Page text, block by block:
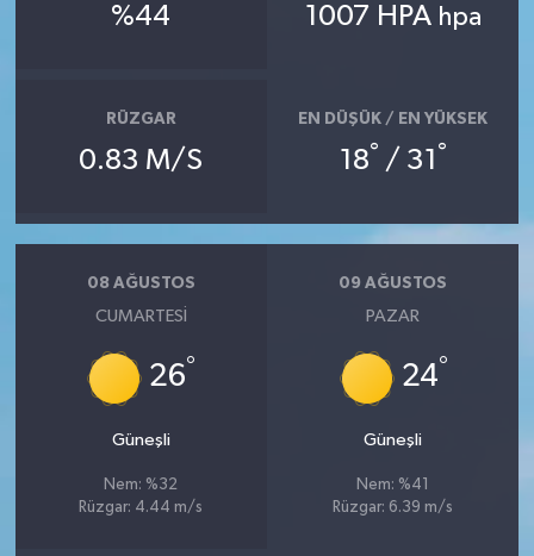
%44 1007 HPA hpa
RÜZGAR
0.83 M/S
EN DÜŞÜK / EN YÜKSEK
18° / 31 °
08 AĞUSTOS
CUMARTESI
26°
Güneşli
Nem: %32
Rüzgar: 4.44 m/s
09 AĞUSTOS
PAZAR
24°
Güneşli
Nem: %41
Rüzgar: 6.39 m/s